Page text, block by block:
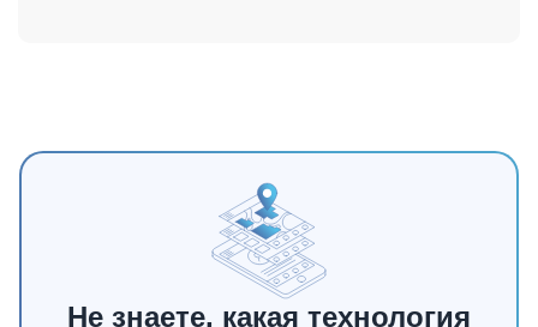
Не знаете, какая технология